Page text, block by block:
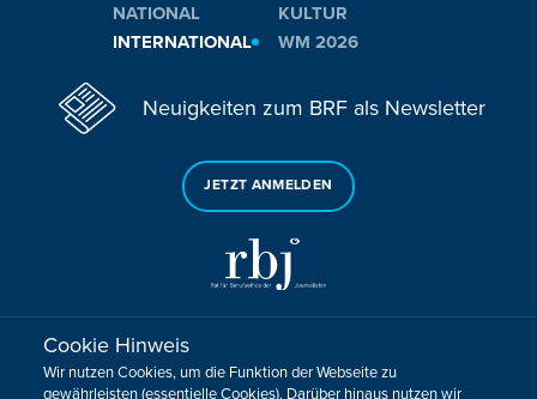
NATIONAL
INTERNATIONAL
KULTUR
WM 2026
Neuigkeiten zum BRF als Newsletter
JETZT ANMELDEN
Sie haben noch Fragen oder Anmerkungen?
Cookie Hinweis
Wir nutzen Cookies, um die Funktion der Webseite zu
gewährleisten (essentielle Cookies). Darüber hinaus nutzen wir